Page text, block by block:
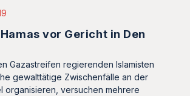
vor Gericht in Den
Gazastreifen regierenden Islamisten
gewalttätige Zwischenfälle an der
organisieren, versuchen mehrere